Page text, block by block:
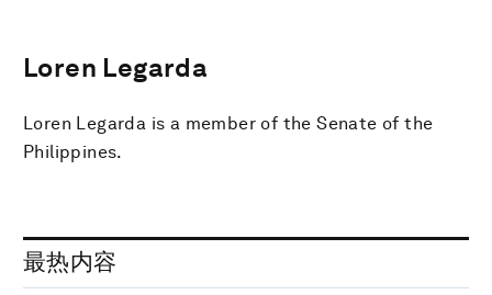
Loren Legarda
Loren Legarda is a member of the Senate of the
Philippines.
最热内容